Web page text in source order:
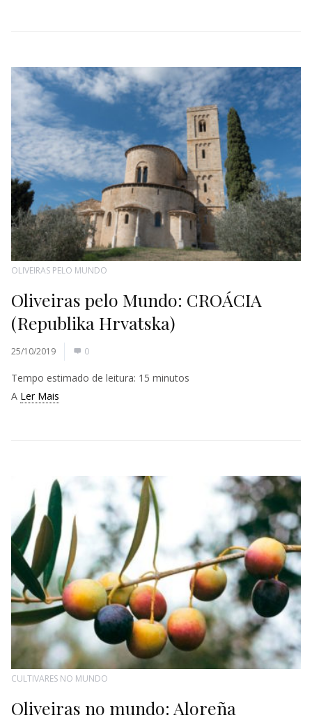
OLIVEIRAS PELO MUNDO
Oliveiras pelo Mundo: CROÁCIA
(Republika Hrvatska)
25/10/2019 0
Tempo estimado de leitura: 15 minutos
A Ler Mais
CULTIVARES NO MUNDO
Oliveiras no mundo: Aloreña